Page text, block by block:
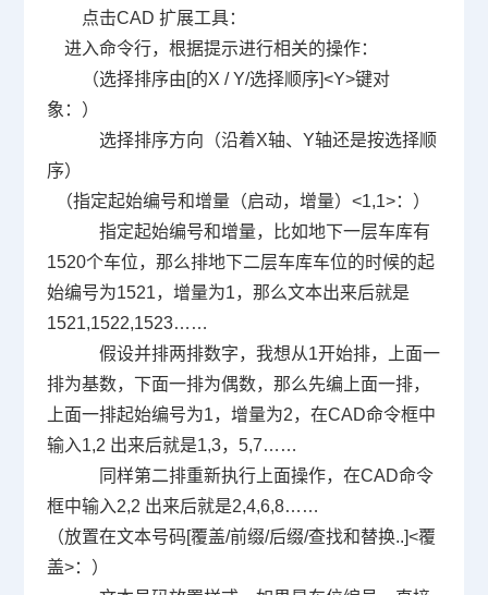
点击CAD 扩展工具：
进入命令行，根据提示进行相关的操作：
（选择排序由 的X / Y/选择顺序 ]<Y>键对
象：）
选择排序方向（沿着X轴、 Y轴还是按选择顺
序）
（指定起始编号和增量（启动，增量） <1,1>：）
指定起始编号和增量，比如地下一层车库有
1520个车位，那么排地下二层车库车位的时候的起
始编号为1521，增量为1，那么文本出来后就是
1521,1522,1523……
假设并排两排数字，我想从1开始排，上面一
排为基数，下面一排为偶数，那么先编上面一排，
上面一排起始编号为1，增量为2，在CAD命令框中
输入1,2 出来后就是1,3， 5,7……
同样第二排重新执行上面操作，在CAD命令
框中输入2,2 出来后就是2,4,6,8……
（放置在文本号码 覆盖/前缀/后缀/查找和替换..]<覆
盖>：）